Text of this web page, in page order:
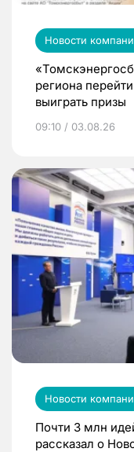
Новости
региона
выиграть призы
09:10 / 03.08.26
Новости
Почти 3 млн
рассказал о